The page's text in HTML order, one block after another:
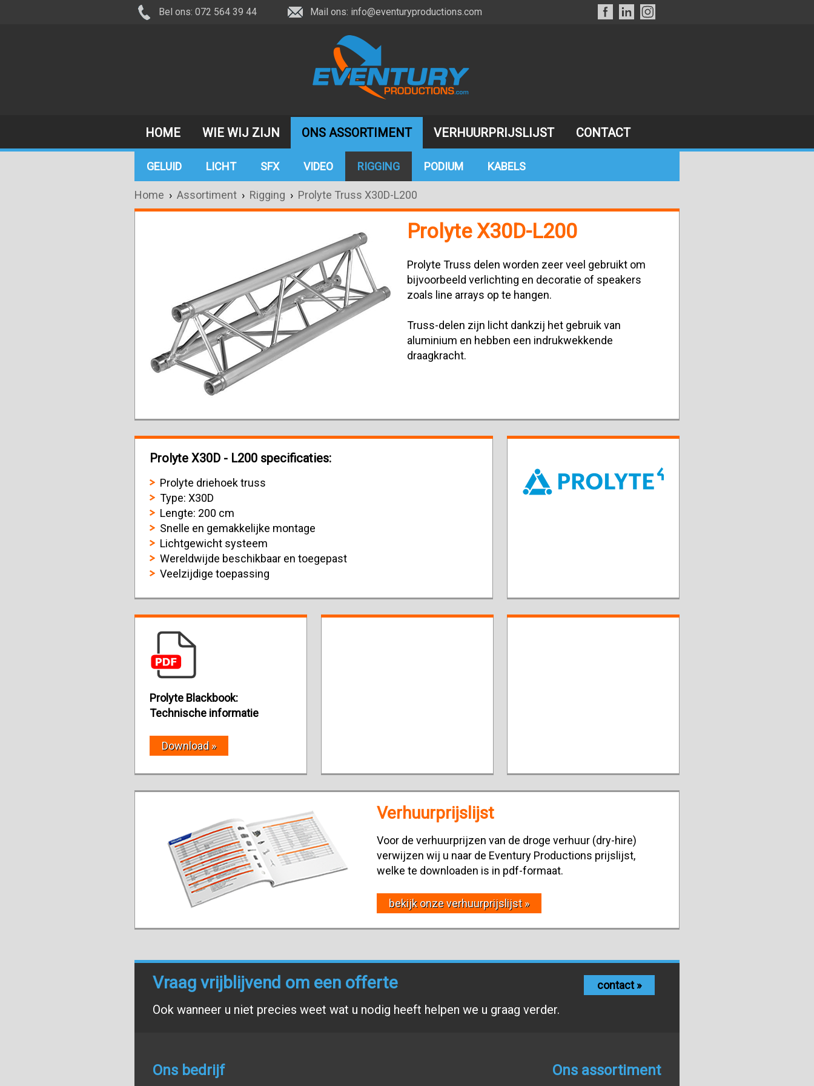
Bel ons: 072 564 39 44 Mail ons: info@eventuryproductions.com
HOME WIE WIJ ZIJN ONS ASSORTIMENT VERHUURPRIJSLIJST CONTACT
GELUID LICHT SFX VIDEO RIGGING PODIUM KABELS
Home › Assortiment › Rigging › Prolyte Truss X30D-L200
Prolyte X30D-L200
Prolyte Truss delen worden zeer veel gebruikt om
bijvoorbeeld verlichting en decoratie of speakers
zoals line arrays op te hangen.
Truss-delen zijn licht dankzij het gebruik van
aluminium en hebben een indrukwekkende
draagkracht.
Prolyte X30D - L200 specificaties:
Prolyte driehoek truss
Type: X30D
Lengte: 200 cm
Snelle en gemakkelijke montage
Lichtgewicht systeem
Wereldwijde beschikbaar en toegepast
Veelzijdige toepassing
Prolyte Blackbook:
Technische informatie
Download »
Verhuurprijslijst
Voor de verhuurprijzen van de droge verhuur (dry-hire)
verwijzen wij u naar de Eventury Productions prijslijst,
welke te downloaden is in pdf-formaat.
bekijk onze verhuurprijslijst »
Vraag vrijblijvend om een offerte
Ook wanneer u niet precies weet wat u nodig heeft helpen we u graag verder.
contact »
Ons bedrijf Ons assortiment